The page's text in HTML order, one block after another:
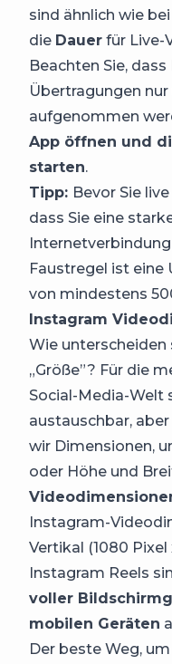
sind ähnlich wie
die Dauer für Live-
Beachten Sie,
Übertragungen
aufgenommen
App öffnen und
starten.
Tipp: Bevor Sie
dass Sie eine
Faustregel ist
von mindestens
Instagram
Wie unterscheiden
„Größe”? Für die
Social-Media-Welt
austauschbar,
wir Dimensionen,
oder Höhe und
Instagram-
Vertikal (1080 Pixel
Instagram Reels
voller
mobilen Geräten
Der beste Weg,